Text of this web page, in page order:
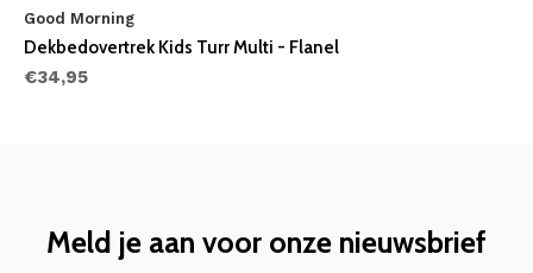
Good Morning
Dekbedovertrek Kids Turr Multi - Flanel
€34,95
Meld je aan voor onze nieuwsbrief